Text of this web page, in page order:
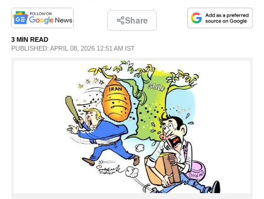
Share
3 MIN READ
PUBLISHED: APRIL 08, 2026 12:51 AM IST